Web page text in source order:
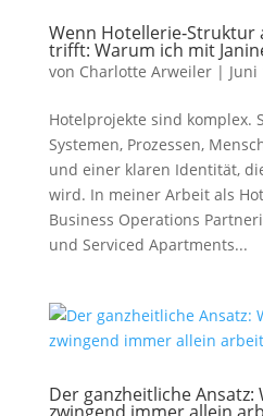
Wenn
trifft: Warum ich mit
von Charlotte Arweiler| Juni
Hotelprojekte sind komplex.
Systemen, Prozessen,
und einer klaren Identität,
wird. In meiner Arbeit als
Business Operations
und Serviced Apartments...
Der ganzheitliche